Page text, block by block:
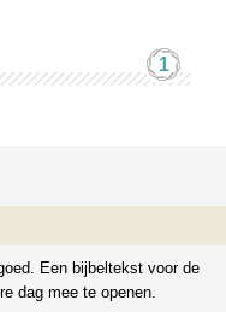
1
Een bijbeltekst voor de
dag mee te openen.